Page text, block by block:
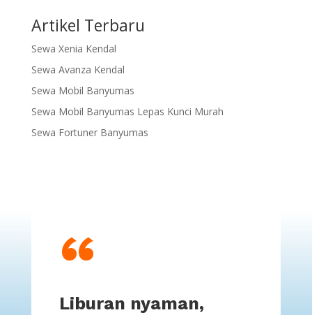
Artikel Terbaru
Sewa Xenia Kendal
Sewa Avanza Kendal
Sewa Mobil Banyumas
Sewa Mobil Banyumas Lepas Kunci Murah
Sewa Fortuner Banyumas
“
Liburan nyaman,